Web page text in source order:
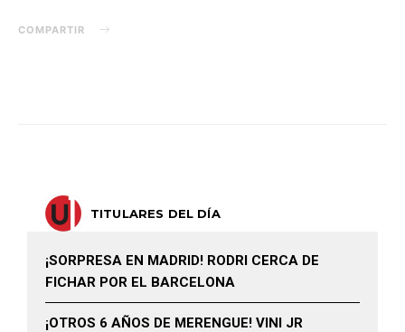
COMPARTIR
TITULARES DEL DÍA
¡SORPRESA EN MADRID! RODRI CERCA DE
FICHAR POR EL BARCELONA
¡OTROS 6 AÑOS DE MERENGUE! VINI JR